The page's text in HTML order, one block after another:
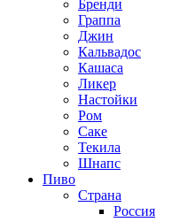
Бренди
Граппа
Джин
Кальвадос
Кашаса
Ликер
Настойки
Ром
Саке
Текила
Шнапс
Пиво
Страна
Россия